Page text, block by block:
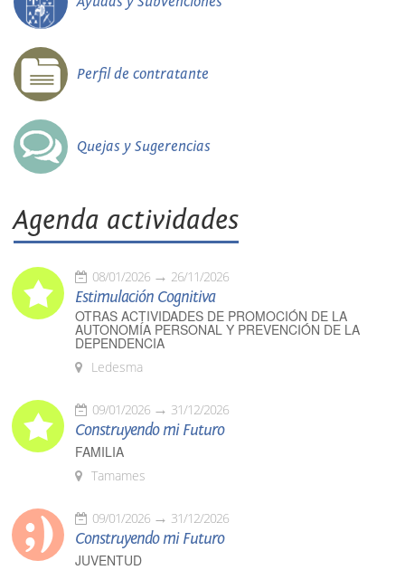
Perfil de contratante
Quejas y Sugerencias
Agenda actividades
08/01/2026 26/11/2026
Estimulación Cognitiva
OTRAS ACTIVIDADES DE PROMOCIÓN DE LA
AUTONOMÍA PERSONAL Y PREVENCIÓN DE LA
DEPENDENCIA
Ledesma
09/01/2026 31/12/2026
Construyendo mi Futuro
FAMILIA
Tamames
09/01/2026 31/12/2026
Construyendo mi Futuro
JUVENTUD